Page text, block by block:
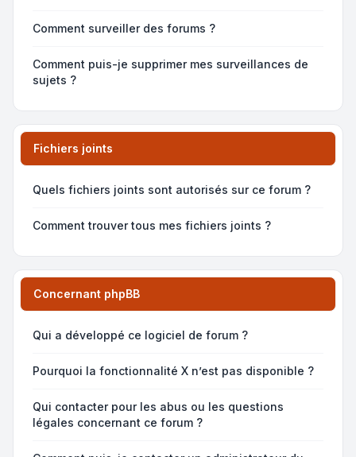
Comment surveiller des forums ?
Comment puis-je supprimer mes surveillances de
sujets ?
Fichiers joints
Quels fichiers joints sont autorisés sur ce forum ?
Comment trouver tous mes fichiers joints ?
Concernant phpBB
Qui a développé ce logiciel de forum ?
Pourquoi la fonctionnalité X n’est pas disponible ?
Qui contacter pour les abus ou les questions
légales concernant ce forum ?